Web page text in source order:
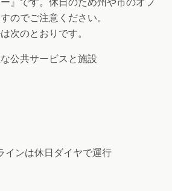
のでご注意ください。
次のとおりです。
公共サービスと施設
ンは休日ダイヤで運行